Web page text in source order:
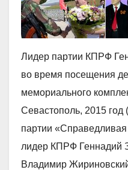
Лидер партии КПРФ
во время посещения
мемориального
Севастополь, 2015
партии
лидер КПРФ Геннадий
Владимир